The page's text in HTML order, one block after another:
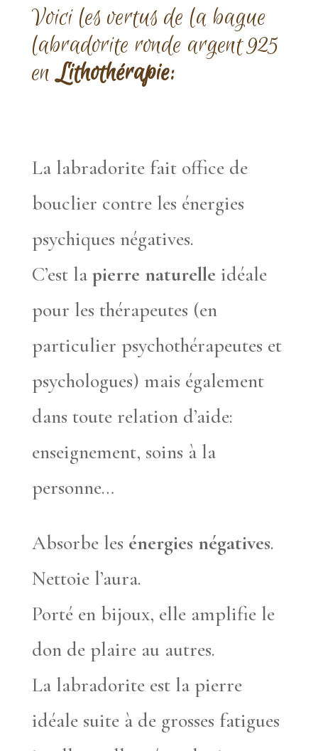
Voici les vertus de la bague
labradorite ronde argent 925
en Lithothérapie:
La labradorite fait office de
bouclier contre les énergies
psychiques négatives.
C’est la pierre naturelle idéale
pour les thérapeutes (en
particulier psychothérapeutes et
psychologues) mais également
dans toute relation d’aide:
enseignement, soins à la
personne…
Absorbe les énergies négatives.
Nettoie l’aura.
Porté en bijoux, elle amplifie le
don de plaire au autres.
La labradorite est la pierre
idéale suite à de grosses fatigues